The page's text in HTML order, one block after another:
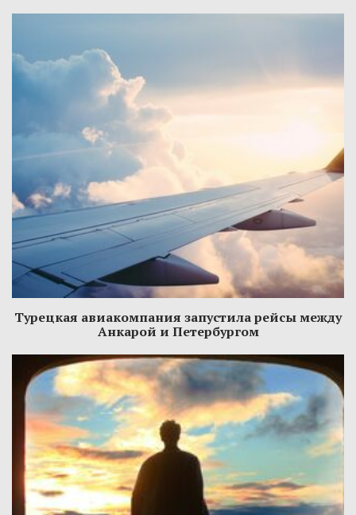
Турецкая авиакомпания запустила рейсы между
Анкарой и Петербургом